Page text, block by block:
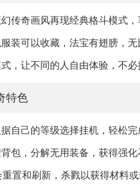
传奇画风再现经典格斗模式，
装可以收藏，法宝有翅膀，无
，让不同的人自由体验，不必
特色
自己的等级选择挂机，轻松完
包，分解无用装备，获得强化
置和刷新，杀戮以获得材料